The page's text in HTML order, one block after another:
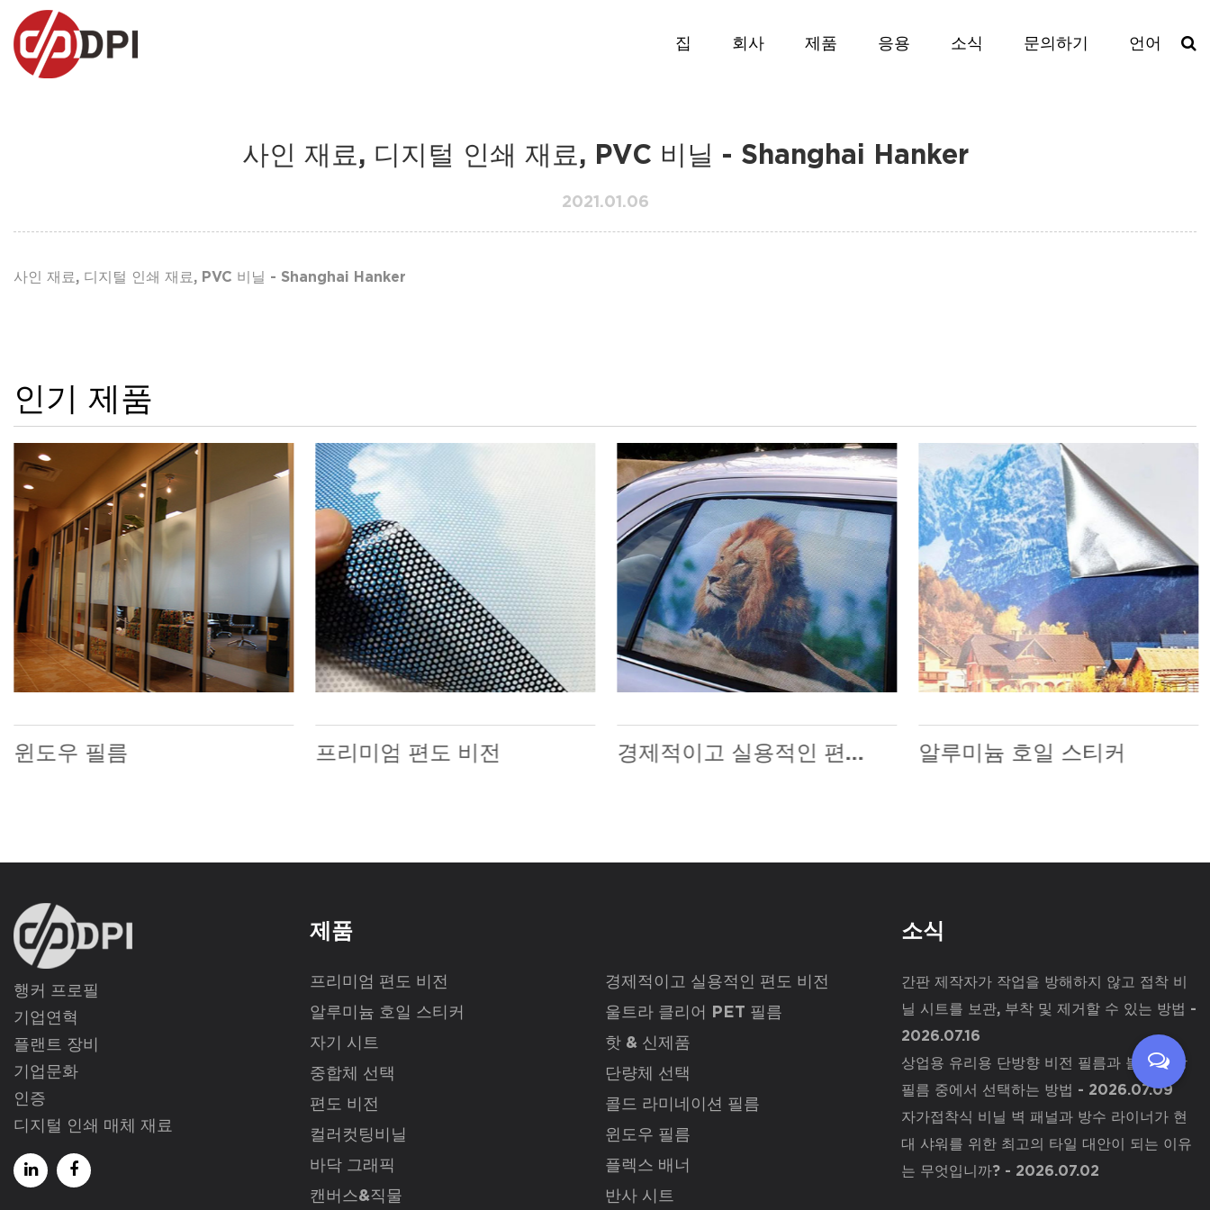
집 회사 제품 응용 소식 문의하기 언어
사인 재료, 디지털 인쇄 재료, PVC 비닐 - Shanghai Hanker
2021.01.06
사인 재료, 디지털 인쇄 재료, PVC 비닐 - Shanghai Hanker
인기 제품
윈도우 필름 프리미엄 편도 비전 경제적이고 실용적인 편도 비전 알루미늄 호일 스티커
행커 프로필
기업연혁
플랜트 장비
기업문화
인증
디지털 인쇄 매체 재료
제품
프리미엄 편도 비전
경제적이고 실용적인 편도 비전
알루미늄 호일 스티커
울트라 클리어 PET 필름
자기 시트
핫 & 신제품
중합체 선택
단량체 선택
편도 비전
콜드 라미네이션 필름
컬러컷팅비닐
윈도우 필름
바닥 그래픽
플렉스 배너
캔버스&직물
반사 시트
소식
간판 제작자가 작업을 방해하지 않고 접착 비
닐 시트를 보관, 부착 및 제거할 수 있는 방법 -
2026.07.16
상업용 유리용 단방향 비전 필름과 불투명 창
필름 중에서 선택하는 방법 - 2026.07.09
자가접착식 비닐 벽 패널과 방수 라이너가 현
대 샤워를 위한 최고의 타일 대안이 되는 이유
는 무엇입니까?- 2026.07.02